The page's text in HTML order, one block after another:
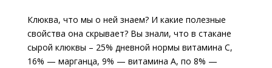
Клюква, что мы о ней знаем? И какие полезные
свойства она скрывает? Вы знали, что в стакане
сырой клюквы – 25% дневной нормы витамина С,
16% — марганца, 9% — витамина А, по 8% —